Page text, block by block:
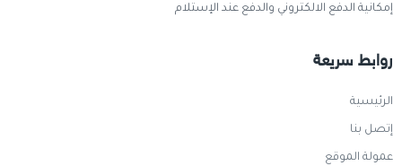
إمكانية الدفع الالكتروني والدفع عند الإستلام
روابط سريعة
الرئيسية
إتصل بنا
عمولة الموقع